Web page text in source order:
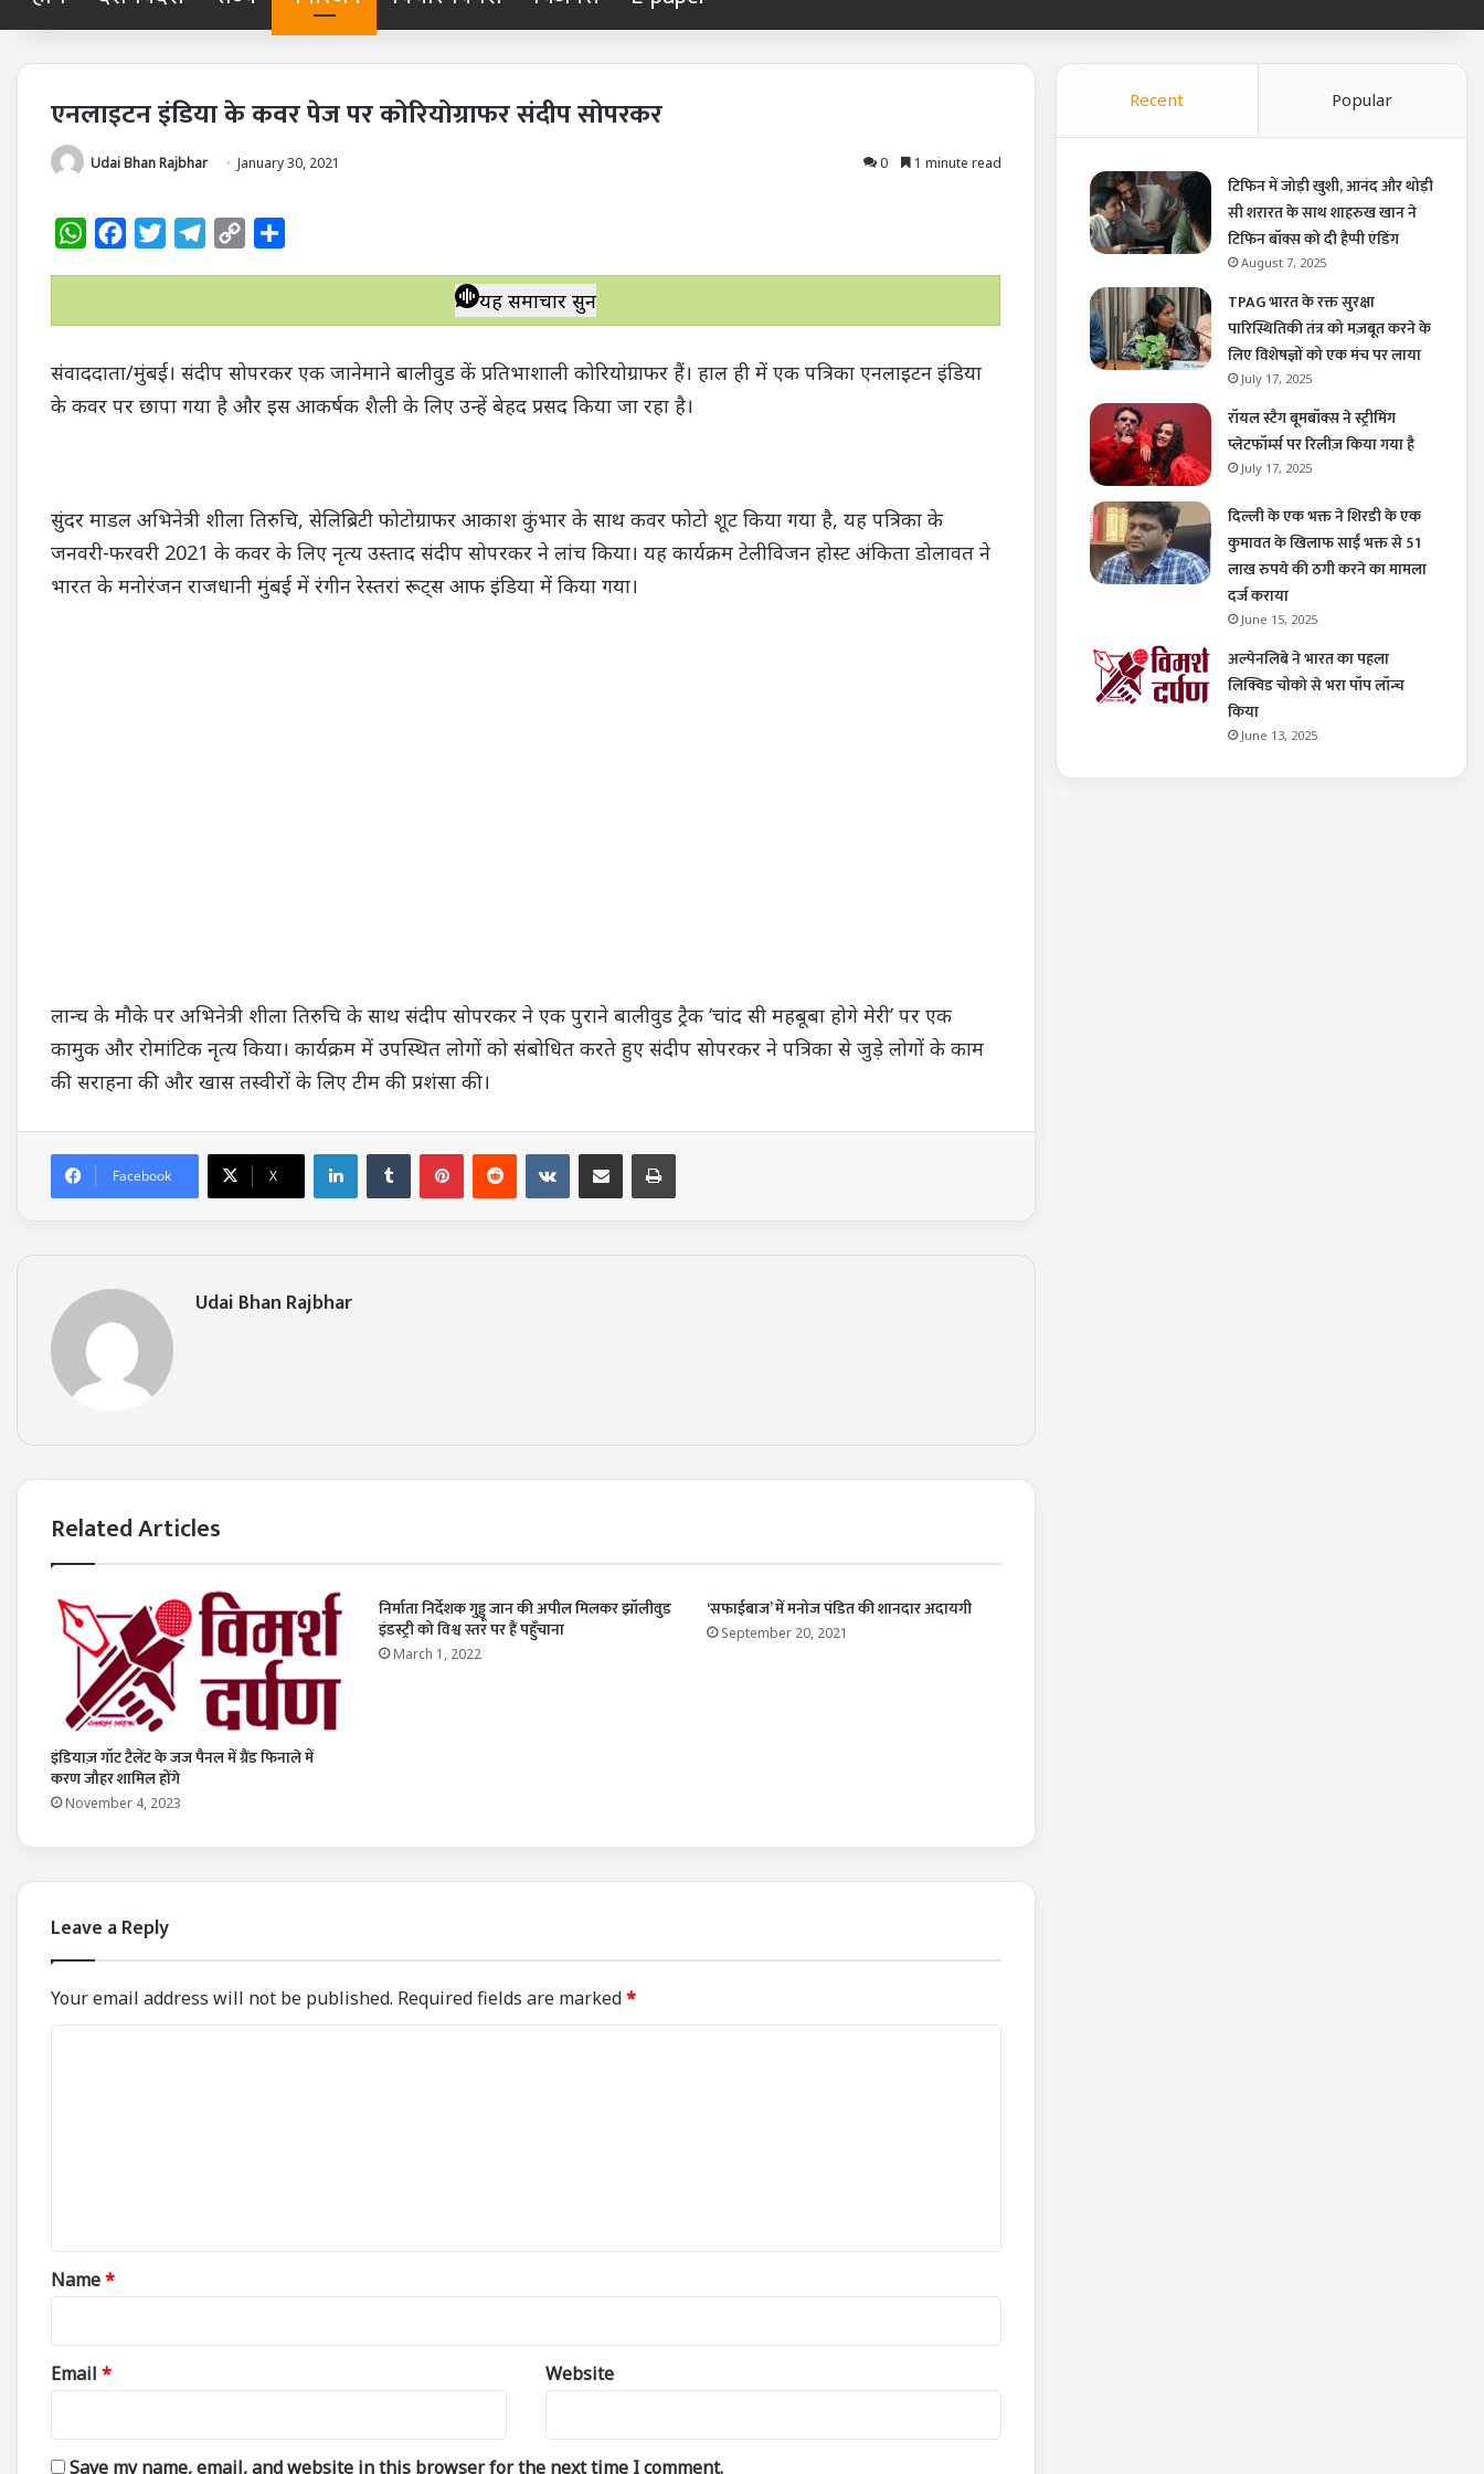
एनलाइटन इंडिया के कवर पेज पर कोरियोग्राफर संदीप सोपरकर
Udai Bhan Rajbhar January 30, 2021 0 1 minute read
W
t
A
p
e
o
o
t
t
e
r
e
g
r
a
y
i
n
r
यह समाचार सुनें
संवाददाता/मुंबई। संदीप सोपरकर एक जानेमाने बालीवुड कें प्रतिभाशाली कोरियोग्राफर हैं। हाल ही में एक पत्रिका एनलाइटन इंडिया
के कवर पर छापा गया है और इस आकर्षक शैली के लिए उन्हें बेहद प्रसद किया जा रहा है।
सुंदर माडल अभिनेत्री शीला तिरुचि, सेलिब्रिटी फोटोग्राफर आकाश कुंभार के साथ कवर फोटो शूट किया गया है, यह पत्रिका के
जनवरी-फरवरी 2021 के कवर के लिए नृत्य उस्ताद संदीप सोपरकर ने लांच किया। यह कार्यक्रम टेलीविजन होस्ट अंकिता डोलावत ने
भारत के मनोरंजन राजधानी मुंबई में रंगीन रेस्तरां रूट्स आफ इंडिया में किया गया।
लान्च के मौके पर अभिनेत्री शीला तिरुचि के साथ संदीप सोपरकर ने एक पुराने बालीवुड ट्रैक ‘चांद सी महबूबा होगे मेरी’ पर एक
कामुक और रोमांटिक नृत्य किया। कार्यक्रम में उपस्थित लोगों को संबोधित करते हुए संदीप सोपरकर ने पत्रिका से जुड़े लोगों के काम
की सराहना की और खास तस्वीरों के लिए टीम की प्रशंसा की।
Facebook X
LinkedIn VKontakte
Udai Bhan Rajbhar
Related Articles
इंडियाज़ गॉट टैलेंट के जज पैनल में ग्रैंड फिनाले में
करण जौहर शामिल होंगे
November 4, 2023
निर्माता निर्देशक गुड्डू जान की अपील मिलकर झॉलीवुड
इंडस्ट्री को विश्व स्तर पर हैं पहुँचाना
March 1, 2022
‘सफाईबाज’ में मनोज पंडित की शानदार अदायगी
September 20, 2021
Leave a Reply
Your email address will not be published. Required fields are marked*
*
Name*
Email * Website
Save my name, email, and website in this browser for the next time I comment.
Recent Popular
टिफिन में जोड़ी खुशी, आनंद और थोड़ी
सी शरारत के साथ शाहरुख खान ने
टिफिन बॉक्स को दी हैप्पी एंडिंग
August 7, 2025
TPAG भारत के रक्त सुरक्षा
पारिस्थितिकी तंत्र को मज़बूत करने के
लिए विशेषज्ञों को एक मंच पर लाया
July 17, 2025
रॉयल स्टैग बूमबॉक्स ने स्ट्रीमिंग
प्लेटफॉर्म्स पर रिलीज़ किया गया है
July 17, 2025
दिल्ली के एक भक्त ने शिरडी के एक
कुमावत के खिलाफ साईं भक्त से 51
लाख रुपये की ठगी करने का मामला
दर्ज कराया
June 15, 2025
अल्पेनलिबे ने भारत का पहला
लिक्विड चोको से भरा पॉप लॉन्च
किया
June 13, 2025